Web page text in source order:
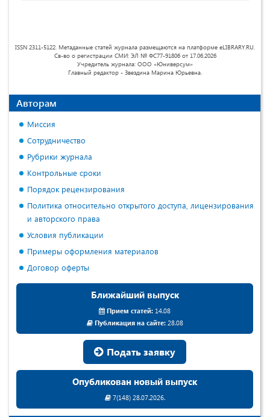
ISSN 2311-5122. Метаданные статей журнала размещаются на платформе eLIBRARY.RU.
Св-во о регистрации СМИ: ЭЛ № ФС77-91806 от 17.06.2026
Учредитель журнала: ООО «Юниверсум»
Главный редактор - Звездина Марина Юрьевна.
Авторам
Миссия
Сотрудничество
Рубрики журнала
Контрольные сроки
Порядок рецензирования
Политика относительно открытого доступа, лицензирования
и авторского права
Условия публикации
Примеры оформления материалов
Договор оферты
Ближайший выпуск
Прием статей: 14.08
Публикация на сайте:28.08
Подать заявку
Опубликован новый выпуск
7(148) 28.07.2026.